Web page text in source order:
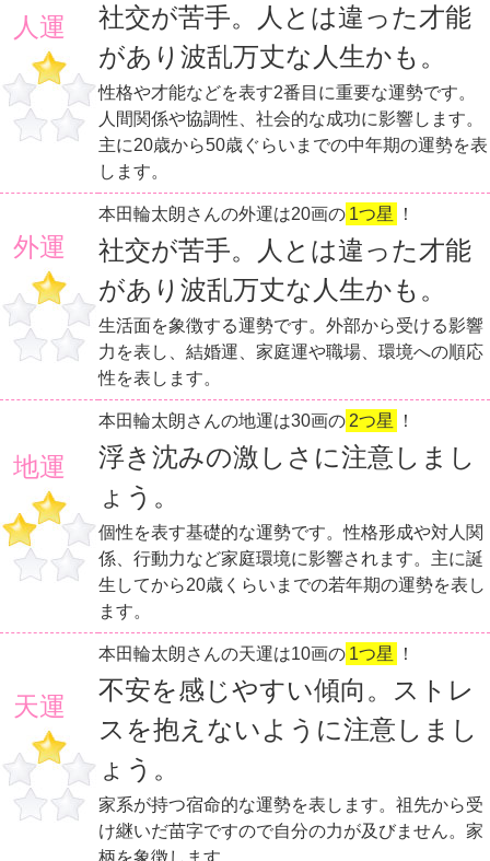
人運
社交が苦手。人とは違った才能
があり波乱万丈な人生かも。
性格や才能などを表す2番目に重要な運勢です。
人間関係や協調性、社会的な成功に影響します。
主に20歳から50歳ぐらいまでの中年期の運勢を表
します。
外運
本田輪太朗さんの外運は20画の 1つ星 ！
社交が苦手。人とは違った才能
があり波乱万丈な人生かも。
生活面を象徴する運勢です。外部から受ける影響
力を表し、結婚運、家庭運や職場、環境への順応
性を表します。
地運
本田輪太朗さんの地運は30画の 2つ星 ！
浮き沈みの激しさに注意しまし
ょう。
個性を表す基礎的な運勢です。性格形成や対人関
係、行動力など家庭環境に影響されます。主に誕
生してから20歳くらいまでの若年期の運勢を表し
ます。
天運
本田輪太朗さんの天運は10画の 1つ星 ！
不安を感じやすい傾向。ストレ
スを抱えないように注意しまし
ょう。
家系が持つ宿命的な運勢を表します。祖先から受
け継いだ苗字ですので自分の力が及びません。家
柄を象徴します。